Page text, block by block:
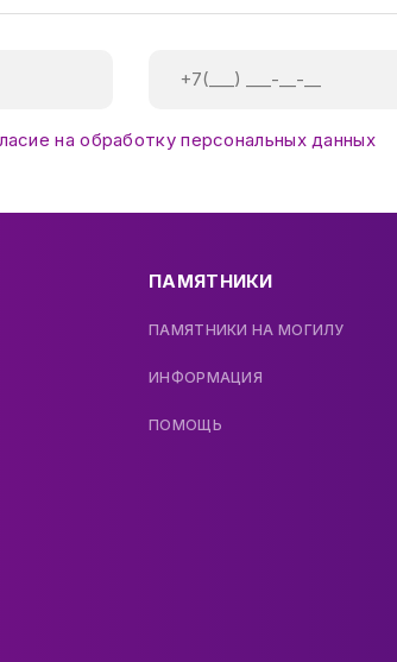
на обработку персональных данных
ПАМЯТНИКИ
ПАМЯТНИКИ НА МОГИЛУ
ИНФОРМАЦИЯ
ПОМОЩЬ